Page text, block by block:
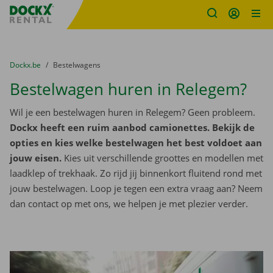
Fratello DEMO
U bevindt zich hier:
van
Dockx.be naar
Bestelwagens
Bestelwagen huren in Relegem?
Wil je een bestelwagen huren in Relegem? Geen probleem.
Dockx heeft een ruim aanbod camionettes. Bekijk de
opties en kies welke bestelwagen het best voldoet aan
jouw eisen. Kies uit verschillende groottes en modellen met
laadklep of trekhaak. Zo rijd jij binnenkort fluitend rond met
jouw bestelwagen. Loop je tegen een extra vraag aan? Neem
dan contact op met ons, we helpen je met plezier verder.